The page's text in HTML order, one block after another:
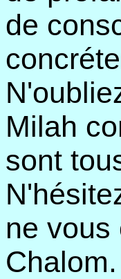
de
Milah
sont
ne vous
Chalom.